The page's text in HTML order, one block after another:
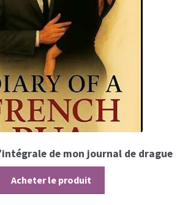
de mon journal de drague
Acheter le produit